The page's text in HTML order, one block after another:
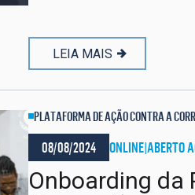
LEIA MAIS
PLATAFORMA DE AÇÃO CONTRA A
08/08/2024 ONLINE|ABERTO
Onboarding da